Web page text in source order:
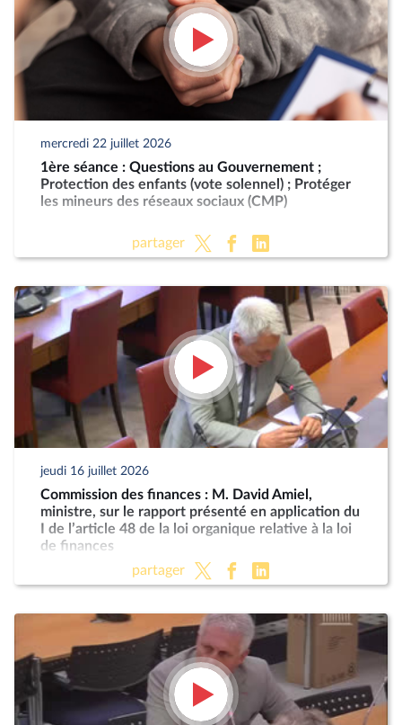
mercredi 22 juillet 2026
1ère séance : Questions au Gouvernement ;
Protection des enfants (vote solennel) ; Protéger
les mineurs des réseaux sociaux (CMP)
partager
jeudi 16 juillet 2026
Commission des finances : M. David Amiel,
ministre, sur le rapport présenté en application du
I de l’article 48 de la loi organique relative à la loi
de finances
partager